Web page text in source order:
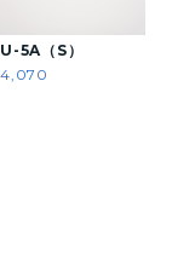
5A（S）